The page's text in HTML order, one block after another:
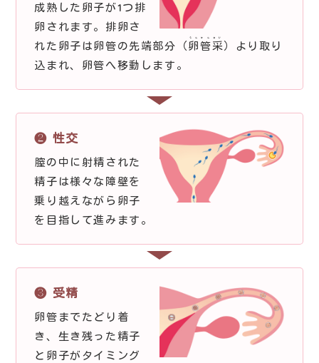
成熟した卵子が1つ排
卵されます。排卵さ
れた卵子は卵管の先端部分（卵管采
らんかんさい
）より取り
込まれ、卵管へ移動します。
❷ 性交
膣の中に射精された
精子は様々な障壁を
乗り越えながら卵子
を目指して進みます。
❸ 受精
卵管までたどり着
き、生き残った精子
と卵子がタイミング